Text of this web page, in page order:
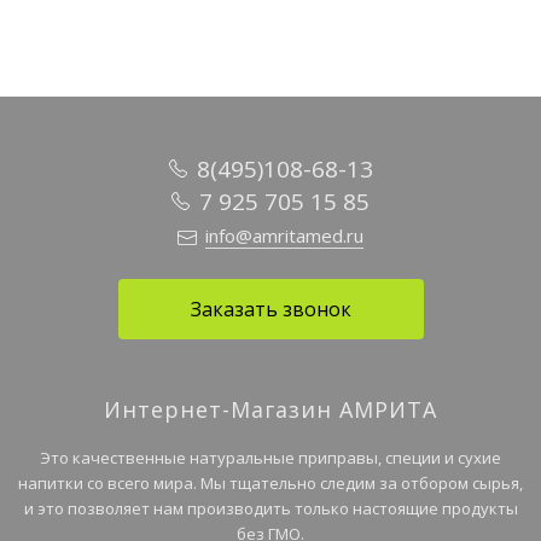
8(495)108-68-13
7 925 705 15 85
info@amritamed.ru
Заказать звонок
Интернет-Магазин АМРИТА
Это качественные натуральные приправы, специи и сухие
напитки со всего мира. Мы тщательно следим за отбором сырья,
и это позволяет нам производить только настоящие продукты
без ГМО.